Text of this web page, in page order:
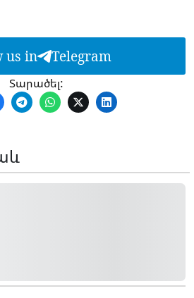
us in Telegram
Տարածել: